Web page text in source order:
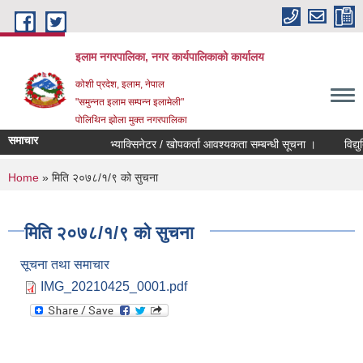
Skip to main content
इलाम नगरपालिका, नगर कार्यपालिकाको कार्यालय
कोशी प्रदेश, इलाम, नेपाल
"समुन्नत इलाम सम्पन्न इलामेली"
पोलिथिन झोला मुक्त नगरपालिका
समाचार भ्याक्सिनेटर / खोपकर्ता आवश्यकता सम्बन्धी सूचना ।
You are here
Home » मिति २०७८/१/९ को सुचना
मिति २०७८/१/९ को सुचना
सूचना तथा समाचार
IMG_20210425_0001.pdf